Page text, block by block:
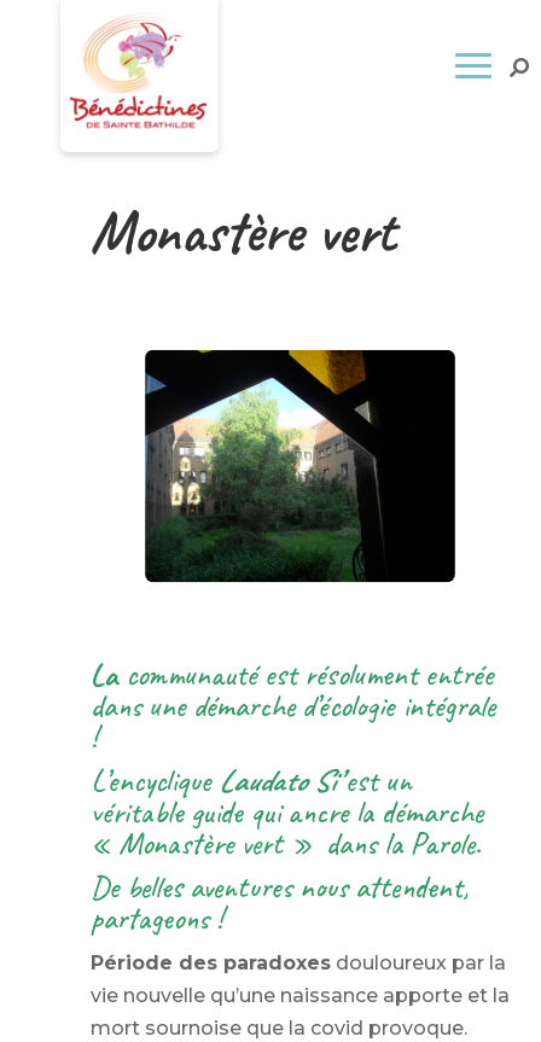
Monastère vert
Lacommunauté est résolument entrée
dans une démarche d’écologie intégrale
!
L’encyclique Laudato Si’est un
véritable guide qui ancre la démarche
« Monastère vert » dans la Parole.
De belles aventures nous attendent,
partageons !
Période des paradoxes douloureux par la
vie nouvelle qu’une naissance apporte et la
mort sournoise que la covid provoque.